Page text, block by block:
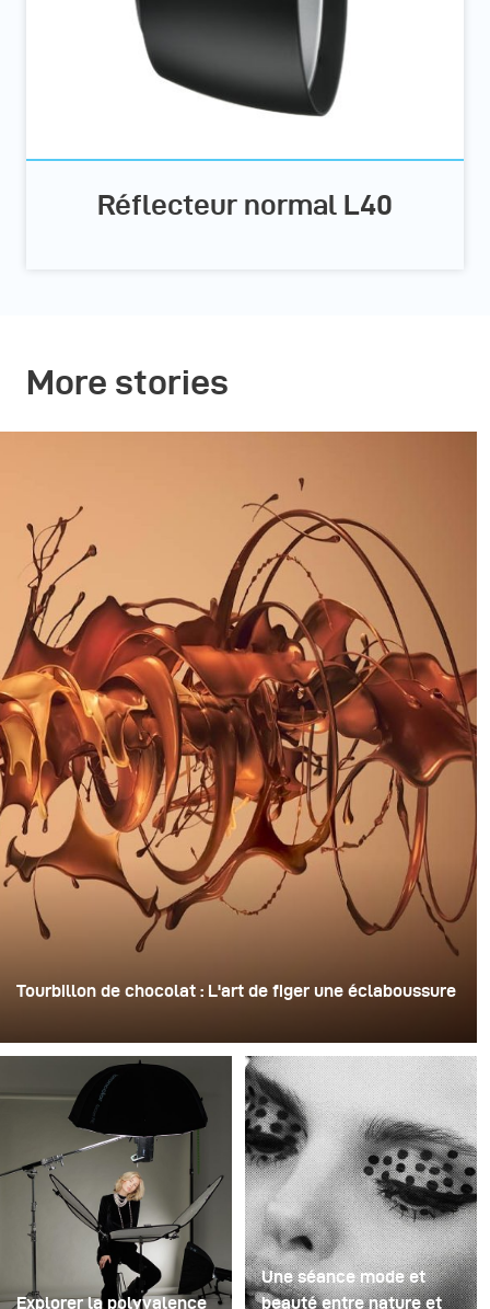
Réflecteur normal L40
More stories
Tourbillon de chocolat : L'art de figer une éclaboussure
à champagne jetables en plastique bon marché. Il en a
retiré les pieds, percé un trou au centre de chacune
d'elles, puis les a empilées sur une perceuse. Cela a
créé une structure rotative à plusieurs niveaux capable
de retenir le liquide avant de le libérer.
Explorer la polyvalence
Une séance mode et
beauté entre nature et